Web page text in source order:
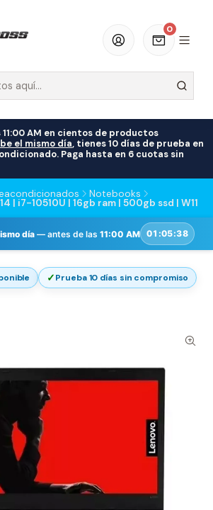
0
AM en cientos de productos
el mismo día, tienes 10 días de prueba en
Paga hasta en 6 cuotas sin
Notebooks
| i7-10510U | 16gb ram | 500gb ssd | W11
día— antes de las 11:00 AM 01:05:37
✓Prueba 10 días sin compromiso